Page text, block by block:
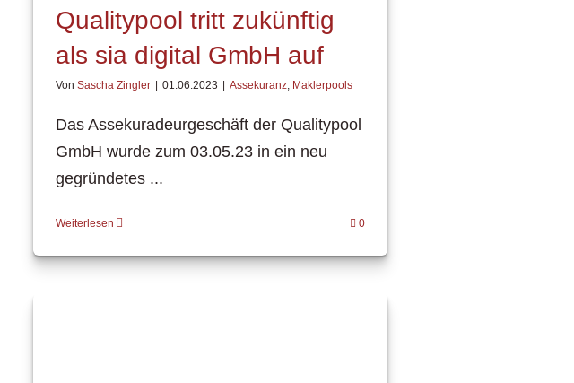
Qualitypool tritt zukünftig
als sia digital GmbH auf
Von Sascha Zingler 01.06.2023 Assekuranz, Maklerpools
Das Assekuradeurgeschäft der Qualitypool
GmbH wurde zum 03.05.23 in ein neu
gegründetes ...
Weiterlesen 0